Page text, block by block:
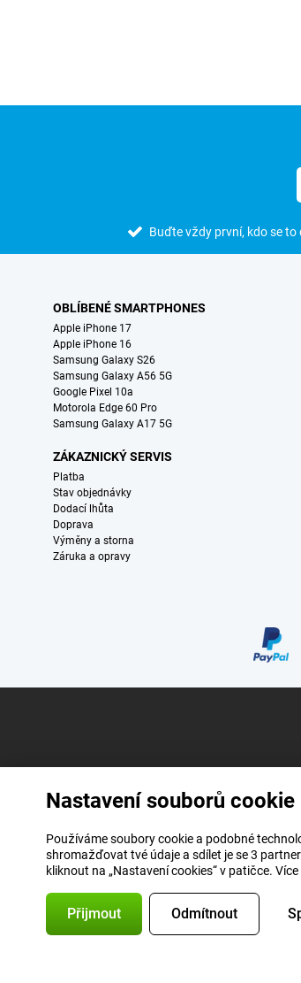
Buďte vždy první, kdo se to
OBLÍBENÉ SMARTPHONES
Apple iPhone 17
Apple iPhone 16
Samsung Galaxy S26
Samsung Galaxy A56 5G
Google Pixel 10a
Motorola Edge 60 Pro
Samsung Galaxy A17 5G
ZÁKAZNICKÝ SERVIS
Platba
Stav objednávky
Dodací lhůta
Doprava
Výměny a storna
Záruka a opravy
Nastavení souborů cookie
Používáme soubory cookie a podobné
shromažďovat tvé údaje a sdílet je se 3
kliknout na „Nastavení cookies“ v patičce.
Přijmout Odmítnout